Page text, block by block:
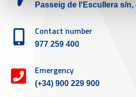
Passeig de l'Escullera s/n,
Contact number
977 259 400
Emergency
(+34) 900 229 900